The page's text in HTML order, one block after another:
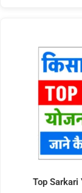
Top Sarkari